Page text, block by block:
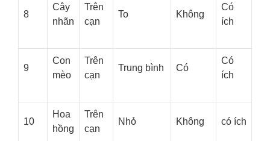
8
Cây
nhãn
Trên
cạn
To Không
Có
ích
9
Con
mèo
Trên
cạn
Trung bình Có
Có
ích
10
Hoa
hồng
Trên
cạn
Nhỏ Không có ích